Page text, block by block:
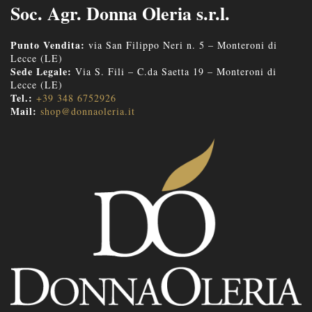
Soc. Agr. Donna Oleria s.r.l.
Punto Vendita: via San Filippo Neri n. 5 – Monteroni di
Lecce (LE)
Sede Legale: Via S. Fili – C.da Saetta 19 – Monteroni di
Lecce (LE)
Tel.: +39 348 6752926
Mail: shop@donnaoleria.it